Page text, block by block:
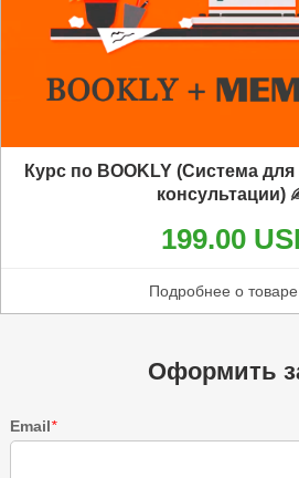
Оформить
Email*
Курс по BOOKLY (Система
199.00
Подробнее о товаре